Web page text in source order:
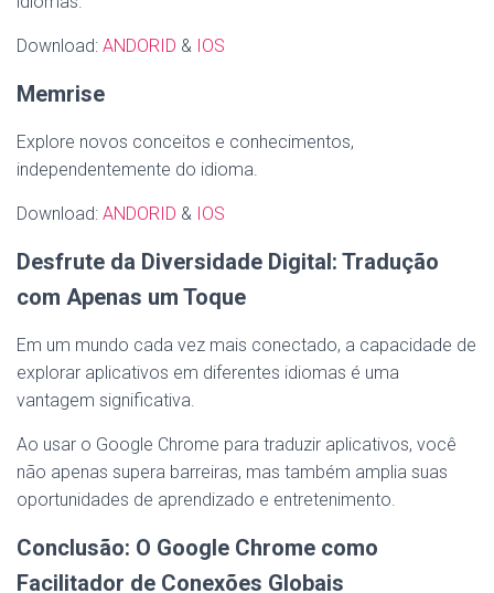
Download: ANDORID & IOS
Memrise
Explore novos conceitos e conhecimentos,
independentemente do idioma.
Download: ANDORID & IOS
Desfrute da Diversidade Digital: Tradução
com Apenas um Toque
Em um mundo cada vez mais conectado, a capacidade de
explorar aplicativos em diferentes idiomas é uma
vantagem significativa.
Ao usar o Google Chrome para traduzir aplicativos, você
não apenas supera barreiras, mas também amplia suas
oportunidades de aprendizado e entretenimento.
Conclusão: O Google Chrome como
Facilitador de Conexões Globais